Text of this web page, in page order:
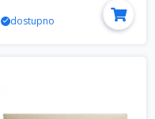
dostupno